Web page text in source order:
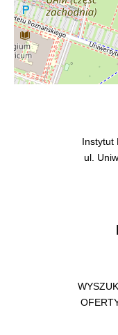
Instytut
ul.